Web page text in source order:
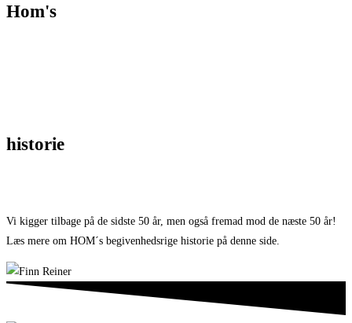
Hom's
historie
Vi kigger tilbage på de sidste 50 år, men også fremad mod de næste 50 år!
Læs mere om HOM´s begivenhedsrige historie på denne side.